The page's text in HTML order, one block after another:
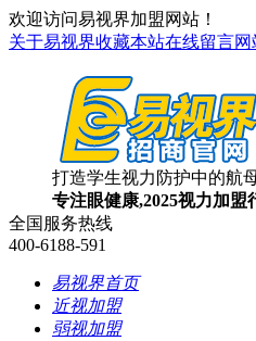
欢迎访问易视界加盟网站！
关于易视界收藏本站在线留言网
打造学生视力防护中的航
专注眼健康,2025视力加盟
全国服务热线
400-6188-591
易视界首页
近视加盟
弱视加盟